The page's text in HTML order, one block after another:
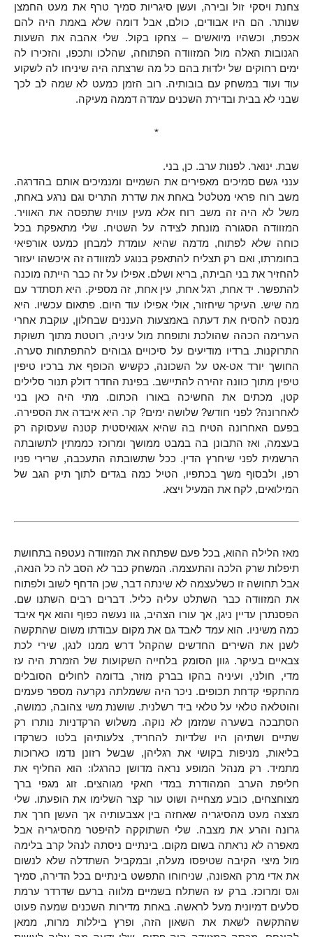
צחנת ויסקי זול ובירה, ועשן סיגריות סמיך טרף את מעט החמצן
שנותר. הם היו אבודים, כולם, אבל דומה שלא באמת היה להם
אכפת, וכשהיו מיואשים – צחקו בקול. שלי אהבה את השעות
הגנובות האלה מול המזוודה הפתוחה, שהלכו ותכפו, והזכירו לה
ימים רחוקים של ילדוּת בהם כל מה שרצתה היה שיניחו לה לשקוע
עוד ועוד במשחק עם בובותיה. רוב הזמן כמעט לא שמה לב לכך
שבני לא בבית ובדירת השכנים עמדה דממה מעיקה.
*
שבת. ינואר. לפנות ערב. כן, בני.
ענני גשם סמיכים מאפירים את השמיים ומנמיכים אותם בהדרגה.
משב רוח פראי מטלטל באחת את שדרת התריס וגם נרגע באחת,
משל לא היה זה משב רוח אלא מעין עווית שתפסה את האוויר.
המזוודה הסגורה מונחת לצידה על השטיח. שלי מתאפקת בכל
כוחה שלא לפתוח, מדמה שהיא עומדת למבחן כמעט אורפיאי
בחומרתו, ואם רק תצליח להתאפק בנוגע למזוודה זה איכשהו יעזור
להחזיר את בני הביתה, בריא ושלם. אפילו על זה כבר הייתה מוכנה
להתפשר. יד אחת, רגל אחת, עין אחת, זה מספיק. היא תסתדר עם
מה שיש. העיקר שיחזור, אולי אפילו עוד היום. פתאום עכשיו. היא
מנסה להסיח את דעתה באמצעות העננים שבחלון, עוקבת אחרי
הערימה הכהה שהולכת ותופחת מול עיניה, רוטטת מתוך תשוקת
התרוקנות. ברדיו מודיעים על סיכויים גבוהים להתפתחות סערה.
החושך יורד אט-אט על השכונה, כקשיש הכופף את ברכיו טיפין
טיפין מתוך כוונה זהירה להתיישב. בפינת החדר דולק תנור סלילים
קטן, מכתים את החשיכה באורו הכתום. מתי היה כאן בני
לאחרונה? לפני חודש? שלושה ימים? קר. היא איבדה את הספירה.
בפעם האחרונה הטיח בה שהיא אגואיסטית קטנה שעסוקה רק
בעצמה, ואז התבונן בה במבט ממושך ומרוכז כממתין לתשובתה
הרשמית לפני שיחרץ הדין. ככל שתשובתה התעכבה, שרירי פניו
רפו, ולבסוף משך בכתפיו, הטיל כמה בגדים לתוך תיק הגב של
המילואים, לקח את המעיל ויצא.
מאז הלילה ההוא, בכל פעם שפתחה את המזוודה נעטפה בתחושת
תיפלות שרק הלכה והתעצמה. המשחק כבר לא הסב לה כל הנאה,
אבל תחושה זו כשלעצמה לא שינתה דבר, שכן הדחף לשוב ולפתוח
את המזוודה כבר השתלט עליה כליל. דברים רבים השתנו שם.
הפסנתרן עדיין ניגן, אך עורו הצהיב, גוו נעשה כפוף והוא אף איבד
כמה משיניו. הוא עמד לאבד גם את מקום עבודתו משום שהתקשה
לשנן את השירים החדשים שהקהל דרש ממנו לנגן, שירי לכת
צבאיים בעיקר. גוון הסומק בלחייה השקועות של הזמרת היה עז
מדי, חולני, ועיניה בהקו בברק מוזר, בדומה לחולים הסובלים
מהתקפי קדחת תכופים. ניכר היה ששמלתה נקרעה מספר פעמים
והוטלאה טלאי על טלאי ביד רשלנית. שושנת משי צהובה, כמושה,
הסתבכה בשערה שמזמן לא נוקה. משלוש הרקדניות נותרו רק
שתיים ושתיהן היו שלדיות להחריד, צלעותיהן בלטו כשרקדו
בליאות, מניפות בקושי את רגליהן, שבשל רזונן נדמו כארוכות
מתמיד. רק מנהל המופע נראה מדושן כהרגלו: הוא החליף את
חליפת הערב המהודרת במדי חאקי מגוהצים. זוג מגפי ברך
מצוחצחים, כובע מצחייה ושוט עור קצר השלימו את הופעתו. שלי
מצצה מעט מהסיגריה שאחזה בין אצבעותיה אך העשן חרך את
גרונה והרע את מצבה. שלי השתוקקה להיפטר מהסיגריה אבל
מאפרה לא נראתה בשום מקום. בינתיים ניסתה לנהל קרב בלימה
מול מיצי הקיבה שטיפסו מעלה, ובמקביל השתדלה שלא לנשום
את אדי מרק האפונה, שניחוחו התפשט בינתיים בכל הדירה, סמיך
וגס ומרוכז. ברק עז השתלח בשמיים מלווה ברעם שדרדר ערמת
סלעים דמיונית מעל לראשה. באחת מדירות השכנים שמעה פעוט
שהתקשה לשאת את השאון הזה, ופרץ ביללות מרות, ממאן